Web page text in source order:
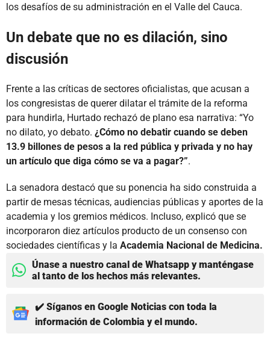
los desafíos de su administración en el Valle del Cauca.
Un debate que no es dilación, sino
discusión
Frente a las críticas de sectores oficialistas, que acusan a
los congresistas de querer dilatar el trámite de la reforma
para hundirla, Hurtado rechazó de plano esa narrativa: “Yo
no dilato, yo debato. ¿Cómo no debatir cuando se deben
13.9 billones de pesos a la red pública y privada y no hay
un artículo que diga cómo se va a pagar?”.
La senadora destacó que su ponencia ha sido construida a
partir de mesas técnicas, audiencias públicas y aportes de la
academia y los gremios médicos. Incluso, explicó que se
incorporaron diez artículos producto de un consenso con
sociedades científicas y la Academia Nacional de Medicina.
Únase a nuestro canal de Whatsapp y manténgase
al tanto de los hechos más relevantes.
✔️ Síganos en Google Noticias con toda la
información de Colombia y el mundo.